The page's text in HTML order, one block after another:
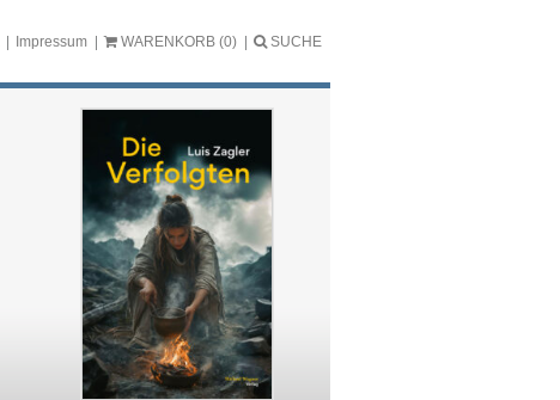
Impressum WARENKORB (0) SUCHE